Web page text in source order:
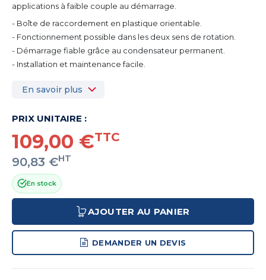
applications à faible couple au démarrage.
- Boîte de raccordement en plastique orientable.
- Fonctionnement possible dans les deux sens de rotation.
- Démarrage fiable grâce au condensateur permanent.
- Installation et maintenance facile.
En savoir plus
PRIX UNITAIRE :
109,00 €TTC
90,83 €HT
En stock
AJOUTER AU PANIER
DEMANDER UN DEVIS